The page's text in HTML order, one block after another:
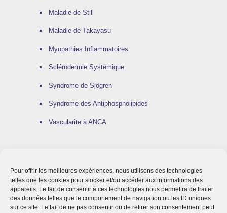
Pour offrir les meilleures expériences, nous utilisons des technologies
telles que les cookies pour stocker et/ou accéder aux informations des
appareils. Le fait de consentir à ces technologies nous permettra de traiter
des données telles que le comportement de navigation ou les ID uniques
sur ce site. Le fait de ne pas consentir ou de retirer son consentement peut
Maladie de Still
Maladie de Takayasu
Myopathies Inflammatoires
Sclérodermie Systémique
Syndrome de Sjögren
Syndrome des Antiphospholipides
Vascularite à ANCA
LA RECHERCHE
Protocoles thérapeutiques en cours